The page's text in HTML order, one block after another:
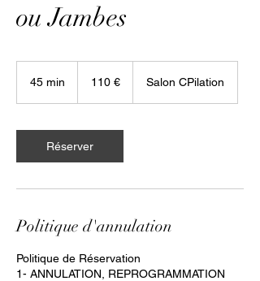
ou Jambes
45 min
i
n
110 € Salon CPilation
Réserver
Politique d'annulation
Politique de Réservation
1- ANNULATION, REPROGRAMMATION